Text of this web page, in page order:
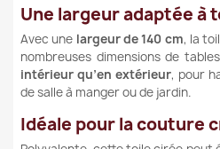
Une largeur adaptée à
Avec une largeur de 140 cm, la
nombreuses dimensions de
intérieur qu’en extérieur, pour
de salle à manger ou de jardin.
Idéale pour la couture